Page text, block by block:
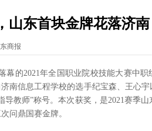
山东首块金牌花落济南
商报
幕的2021年全国职业院校技能大赛中职
南信息工程学校的选手纪宝森、王心
导教师”称号。本次获奖，是2021赛季
问鼎国赛金牌。